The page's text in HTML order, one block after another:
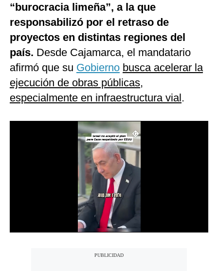
Club del Suscriptor
Mix
G de Gestión
Notas Contratadas
Podcast
Gestión TV
Videos
Y
“burocracia limeña”, a la que
responsabilizó por el retraso de
proyectos en distintas regiones del
país. Desde Cajamarca, el mandatario
afirmó que su Gobierno busca acelerar la
ejecución de obras públicas,
especialmente en infraestructura vial.